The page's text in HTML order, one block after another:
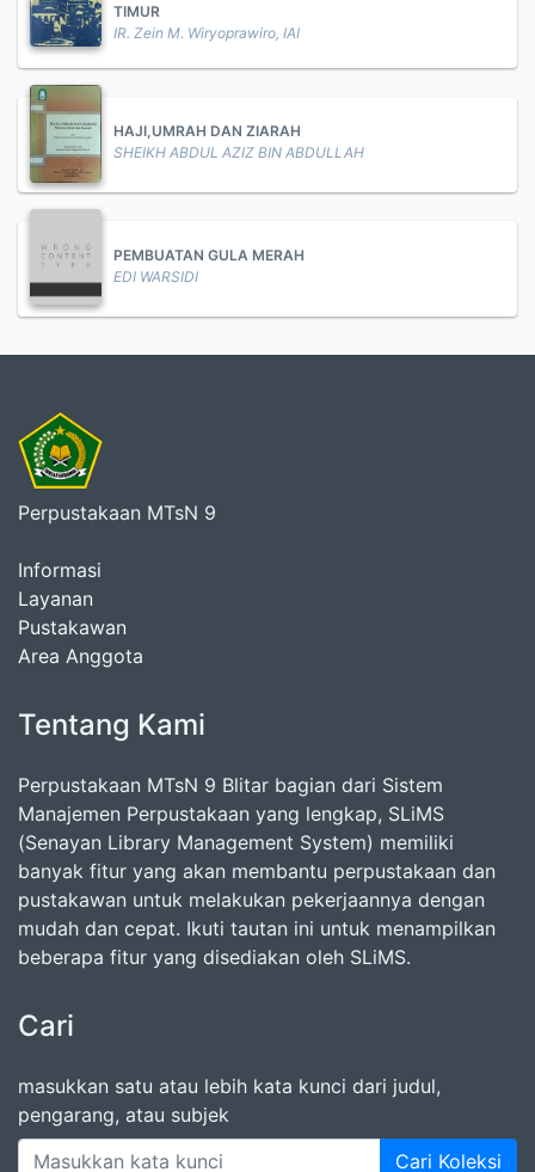
TIMUR
IR. Zein M. Wiryoprawiro, IAI
HAJI,UMRAH DAN ZIARAH
SHEIKH ABDUL AZIZ BIN ABDULLAH
PEMBUATAN GULA MERAH
EDI WARSIDI
Perpustakaan MTsN 9
Informasi
Layanan
Pustakawan
Area Anggota
Tentang Kami
Perpustakaan MTsN 9 Blitar bagian dari Sistem
Manajemen Perpustakaan yang lengkap, SLiMS
(Senayan Library Management System) memiliki
banyak fitur yang akan membantu perpustakaan dan
pustakawan untuk melakukan pekerjaannya dengan
mudah dan cepat. Ikuti tautan ini untuk menampilkan
beberapa fitur yang disediakan oleh SLiMS.
Cari
masukkan satu atau lebih kata kunci dari judul,
pengarang, atau subjek
Cari Koleksi